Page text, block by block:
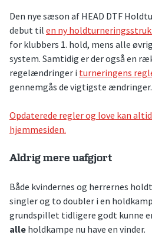
Den nye sæson af HEAD DTF
debut til en ny
for klubbers 1. hold, mens alle
system. Samtidig er der også en
regelændringer i turneringens
gennemgås de vigtigste ændringer.
Opdaterede regler og love kan
hjemmesiden.
Aldrig mere uafgjort
Både kvindernes og herrernes
singler og to doubler i en
grundspillet tidligere godt kunne
alle holdkampe nu have en vinder.